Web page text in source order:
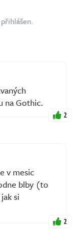
na Gothic.
2
v mesic
blby (to
si
2